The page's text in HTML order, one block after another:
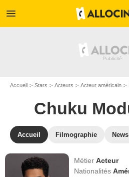
menu
Accueil Stars Acteurs Acteur américain
Chuku
Accueil Filmographie News
MétierActeur
Nationalités